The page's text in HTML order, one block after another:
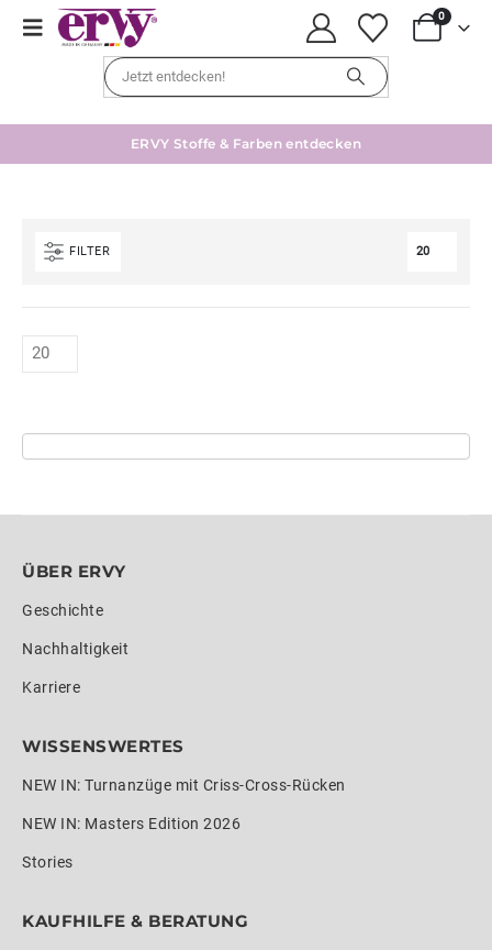
0
ERVY Stoffe & Farben entdecken
FILTER
ÜBER ERVY
Geschichte
Nachhaltigkeit
Karriere
WISSENSWERTES
NEW IN: Turnanzüge mit Criss-Cross-Rücken
NEW IN: Masters Edition 2026
Stories
KAUFHILFE & BERATUNG